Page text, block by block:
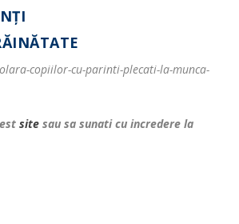
copiilor-cu-parinti-plecati-la-munca-
site sau sa sunati cu incredere la